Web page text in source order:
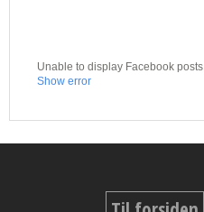
Unable to display Facebook posts.
Show error